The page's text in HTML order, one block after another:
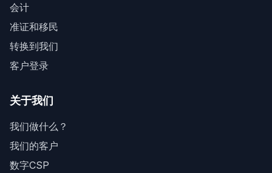
会计
准证和移民
转换到我们
客户登录
关于我们
我们做什么？
我们的客户
数字CSP